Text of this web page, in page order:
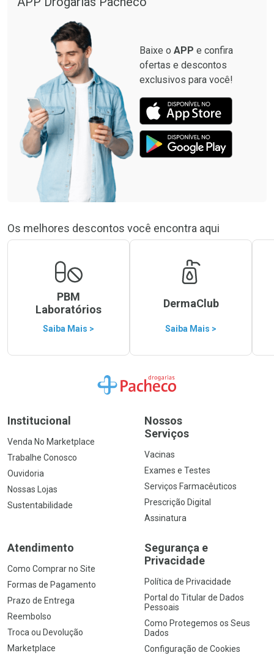
Baixe o APP e confira
ofertas e descontos
exclusivos para você!
Os melhores descontos você encontra aqui
PBM
Laboratórios
Saiba Mais >
DermaClub
Saiba Mais >
Ir para a Home
Institucional
Venda No Marketplace
Trabalhe Conosco
Ouvidoria
Nossas Lojas
Sustentabilidade
Nossos
Serviços
Vacinas
Exames e Testes
Serviços Farmacêuticos
Prescrição Digital
Assinatura
Atendimento
Como Comprar no Site
Formas de Pagamento
Prazo de Entrega
Reembolso
Troca ou Devolução
Marketplace
Segurança e
Privacidade
Política de Privacidade
Portal do Titular de Dados
Pessoais
Como Protegemos os Seus
Dados
Configuração de Cookies